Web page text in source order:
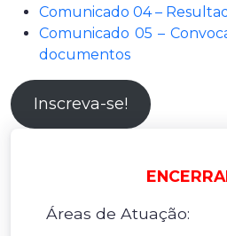
Comunicado 04 –
Comunicado 05 –
documentos
Inscreva-se!
Áreas de Atuação: